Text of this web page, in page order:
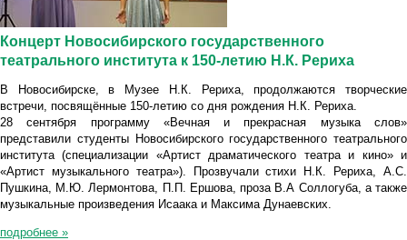
Концерт Новосибирского государственного
театрального института к 150-летию Н.К. Рериха
В Новосибирске, в Музее Н.К. Рериха, продолжаются творческие
встречи, посвящённые 150-летию со дня рождения Н.К. Рериха.
28 сентября программу «Вечная и прекрасная музыка слов»
представили студенты Новосибирского государственного театрального
института (специализации «Артист драматического театра и кино» и
«Артист музыкального театра»). Прозвучали стихи Н.К. Рериха, А.С.
Пушкина, М.Ю. Лермонтова, П.П. Ершова, проза В.А Соллогуба, а также
музыкальные произведения Исаака и Максима Дунаевских.
подробнее »